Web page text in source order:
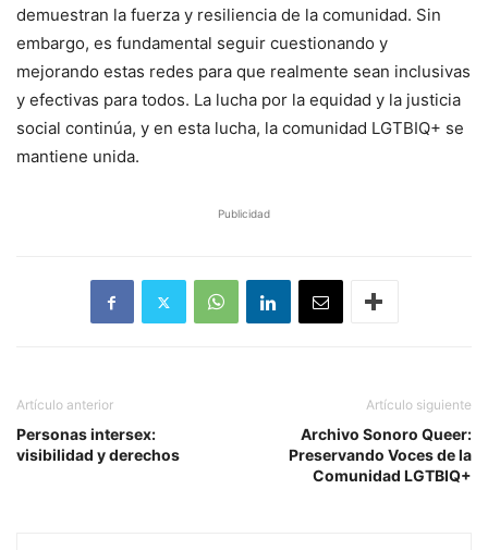
demuestran la fuerza y resiliencia de la comunidad. Sin
embargo, es fundamental seguir cuestionando y
mejorando estas redes para que realmente sean inclusivas
y efectivas para todos. La lucha por la equidad y la justicia
social continúa, y en esta lucha, la comunidad LGTBIQ+ se
mantiene unida.
Publicidad
Artículo anterior
Personas intersex:
visibilidad y derechos
Artículo siguiente
Archivo Sonoro Queer:
Preservando Voces de la
Comunidad LGTBIQ+